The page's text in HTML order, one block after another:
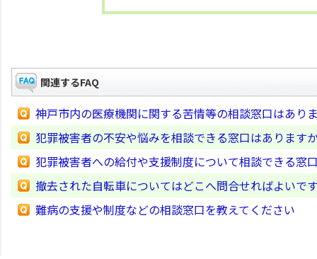
関連するFAQ
神戸市内の医療機関に関する苦情等の相談窓口はあり
犯罪被害者の不安や悩みを相談できる窓口はあります
犯罪被害者への給付や支援制度について相談できる窓
撤去された自転車についてはどこへ問合せればよいで
難病の支援や制度などの相談窓口を教えてください